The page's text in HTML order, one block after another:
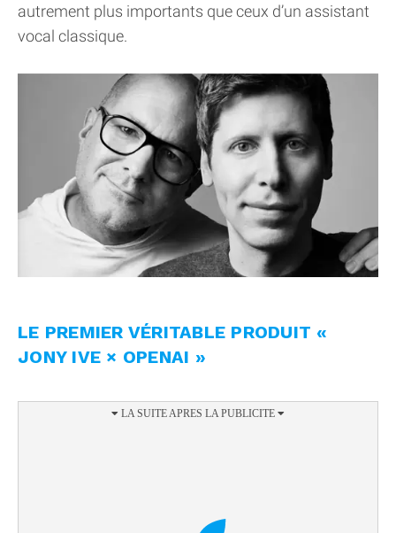
autrement plus importants que ceux d’un assistant
vocal classique.
LE PREMIER VÉRITABLE PRODUIT «
JONY IVE × OPENAI »